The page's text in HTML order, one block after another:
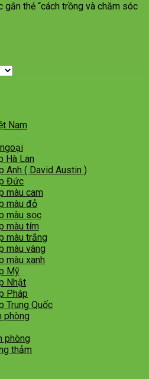
gắn thẻ “cách trồng và chăm sóc
Nam
Hà Lan
Anh ( David Austin )
Đức
màu cam
màu đỏ
màu sọc
màu tím
màu trắng
màu vàng
màu xanh
Mỹ
Nhật
Pháp
Trung Quốc
phòng
phòng
thảm